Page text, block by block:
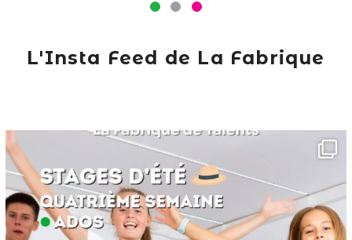
L'Insta Feed de La Fabrique
lafabriquedetalents
Juin 16